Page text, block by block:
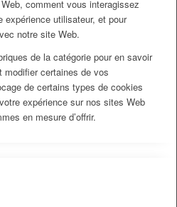
comment vous interagissez
expérience utilisateur, et pour
notre site Web.
de la catégorie pour en savoir
modifier certaines de vos
de certains types de cookies
expérience sur nos sites Web
en mesure d’offrir.